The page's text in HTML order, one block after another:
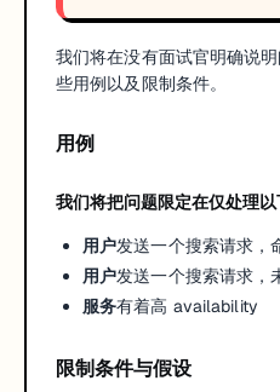
我们将在没有面试官明确说
些用例以及限制条件。
用例
我们将把问题限定在仅处理
用户发送一个搜索请求，
用户发送一个搜索请求，
服务有着高 availability
限制条件与假设